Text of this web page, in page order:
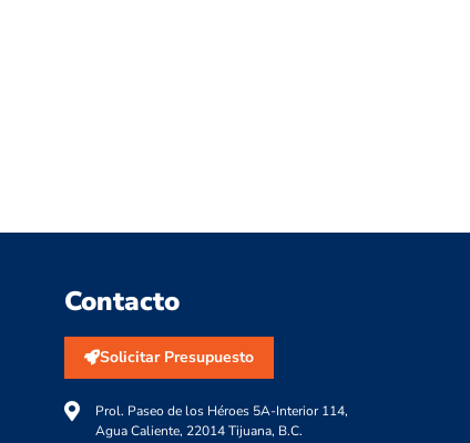
Contacto
Solicitar Presupuesto
Prol. Paseo de los Héroes 5A-Interior 114,
Agua Caliente, 22014 Tijuana, B.C.